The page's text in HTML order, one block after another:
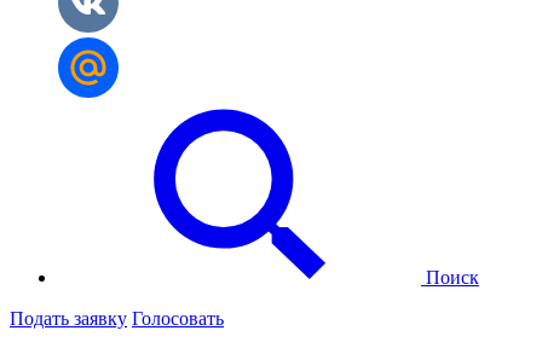
Поиск
Подать заявку Голосовать